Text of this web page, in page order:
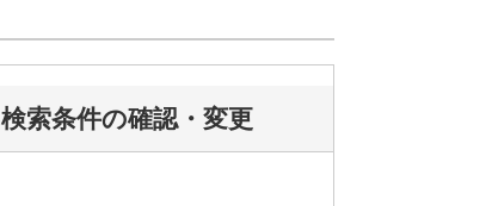
検索条件の確認・変更